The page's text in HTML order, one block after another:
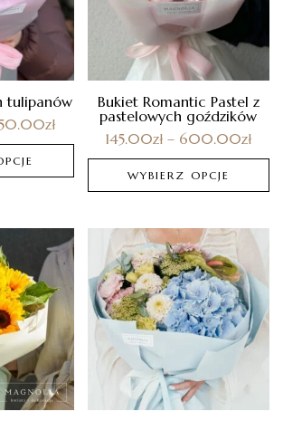
tulipanów
zł
Bukiet Romantic Pastel z
pastelowych goździków
145.00zł – 600.00zł
WYBIERZ OPCJE